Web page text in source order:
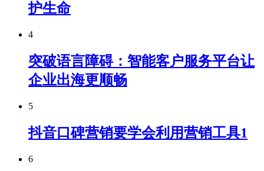
护生命
4
突破语言障碍：智能客户服务平台让
企业出海更顺畅
5
抖音口碑营销要学会利用营销工具1
6